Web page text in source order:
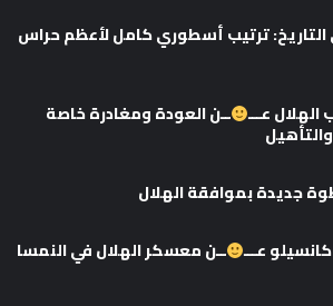
في التاريخ: ترتيب أسطوري كامل لأعظم حراس
عـــ ــن العودة ومغادرة خاصة
جديدة بموافقة الهلال
عـــ ــن معسكر الهلال في النمسا